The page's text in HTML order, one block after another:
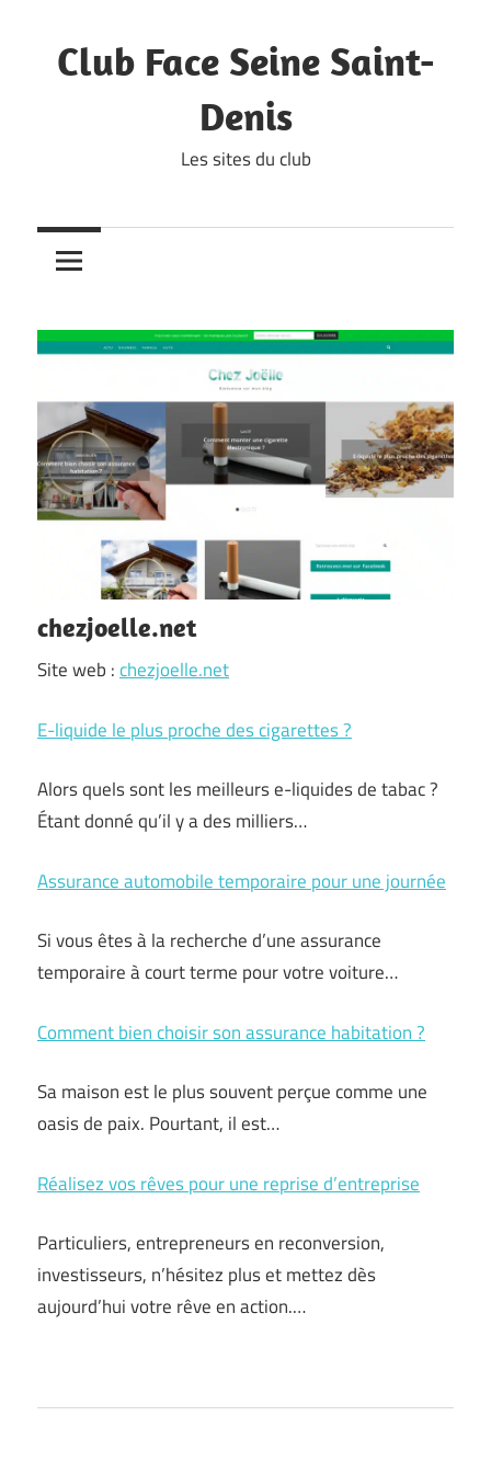
content
Club Face Seine Saint-
Denis
Les sites du club
chezjoelle.net
Site web :chezjoelle.net
E-liquide le plus proche des cigarettes ?
Alors quels sont les meilleurs e-liquides de tabac ?
Étant donné qu’il y a des milliers…
Assurance automobile temporaire pour une journée
Si vous êtes à la recherche d’une assurance
temporaire à court terme pour votre voiture…
Comment bien choisir son assurance habitation ?
Sa maison est le plus souvent perçue comme une
oasis de paix. Pourtant, il est…
Réalisez vos rêves pour une reprise d’entreprise
Particuliers, entrepreneurs en reconversion,
investisseurs, n’hésitez plus et mettez dès
aujourd’hui votre rêve en action.…